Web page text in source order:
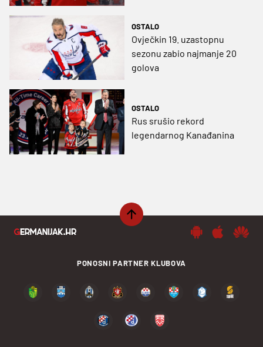
OSTALO
Ovječkin 19. uzastopnu
sezonu zabio najmanje 20
golova
OSTALO
Rus srušio rekord
legendarnog Kanađanina
PONOSNI PARTNER KLUBOVA